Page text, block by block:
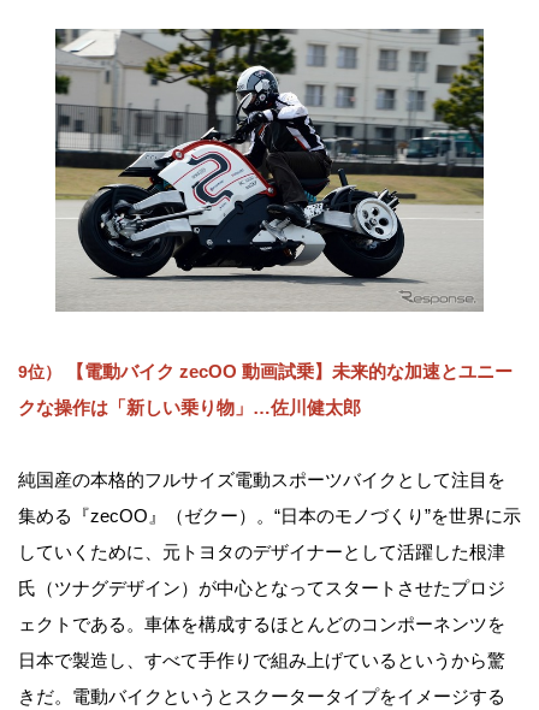
9位）
【電動バイク zecOO 動画試乗】未来的な加速とユニー
クな操作は「新しい乗り物」…佐川健太郎
純国産の本格的フルサイズ電動スポーツバイクとして注目を
集める『zecOO』（ゼクー）。“日本のモノづくり”を世界に示
していくために、元トヨタのデザイナーとして活躍した根津
氏（ツナグデザイン）が中心となってスタートさせたプロジ
ェクトである。車体を構成するほとんどのコンポーネンツを
日本で製造し、すべて手作りで組み上げているというから驚
きだ。電動バイクというとスクータータイプをイメージする